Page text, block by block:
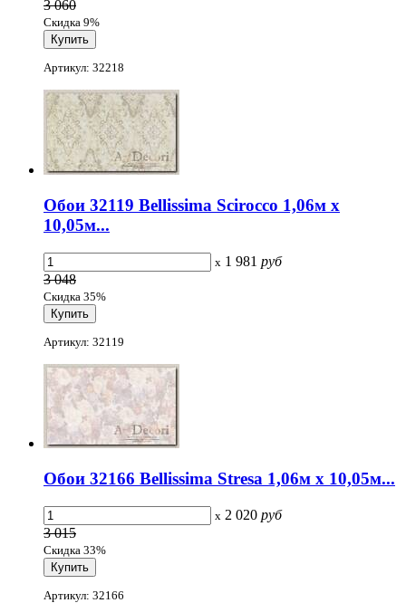
3 060
Скидка 9%
Артикул: 32218
Обои 32119 Bellissima Scirocco 1,06м х
10,05м...
x 1 981 руб
3 048
Скидка 35%
Артикул: 32119
Обои 32166 Bellissima Stresa 1,06м х 10,05м...
x 2 020 руб
3 015
Скидка 33%
Артикул: 32166